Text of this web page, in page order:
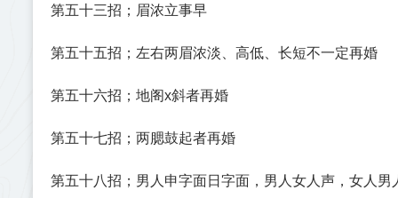
第五十三招；眉浓立事早
第五十五招；左右两眉浓淡、高低、长短不一定再婚
第五十六招；地阁x斜者再婚
第五十七招；两腮鼓起者再婚
第五十八招；男人申字面日字面，男人女人声，女人男